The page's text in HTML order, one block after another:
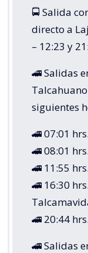
🚍 Salida
directo a
– 12:23 y
🚄 Salidas
siguientes
🚄 07:01
🚄 08:01
🚄 11:55
🚄 16:30
🚄 20:44
🚄 Salidas